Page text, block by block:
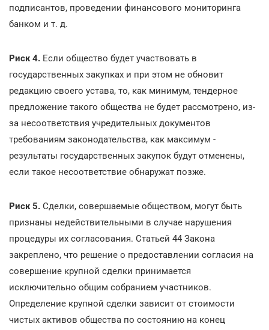
подписантов, проведении финансового мониторинга
банком и т. д.
Риск 4. Если общество будет участвовать в
государственных закупках и при этом не обновит
редакцию своего устава, то, как минимум, тендерное
предложение такого общества не будет рассмотрено, из-
за несоответствия учредительных документов
требованиям законодательства, как максимум -
результаты государственных закупок будут отменены,
если такое несоответствие обнаружат позже.
Риск 5. Сделки, совершаемые обществом, могут быть
признаны недействительными в случае нарушения
процедуры их согласования. Статьей 44 Закона
закреплено, что решение о предоставлении согласия на
совершение крупной сделки принимается
исключительно общим собранием участников.
Определение крупной сделки зависит от стоимости
чистых активов общества по состоянию на конец